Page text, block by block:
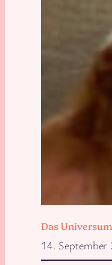
Das
14. September